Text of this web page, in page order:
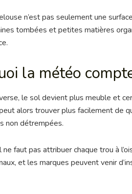
n’est pas seulement une
tombées et petites matières
la météo
le sol devient plus meuble et
alors trouver plus facilement de
non détrempées.
ne faut pas attribuer chaque trou à
et les marques peuvent venir